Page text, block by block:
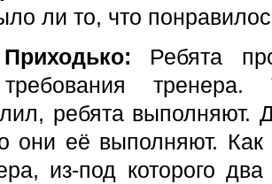
ли то, что
Ребята
тренера.
ребята выполняют.
они её выполняют.
из-под которого